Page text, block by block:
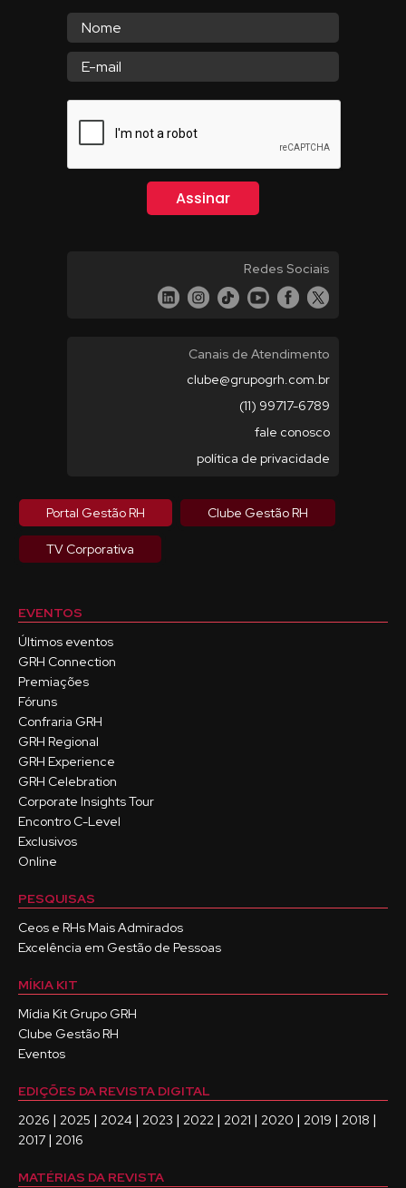
Redes Sociais
Canais de Atendimento
clube@grupogrh.com.br
(11) 99717-6789
fale conosco
política de privacidade
Portal Gestão RH Clube Gestão RH
TV Corporativa
EVENTOS
Últimos eventos
GRH Connection
Premiações
Fóruns
Confraria GRH
GRH Regional
GRH Experience
GRH Celebration
Corporate Insights Tour
Encontro C-Level
Exclusivos
Online
PESQUISAS
Ceos e RHs Mais Admirados
Excelência em Gestão de Pessoas
MÍKIA KIT
Mídia Kit Grupo GRH
Clube Gestão RH
Eventos
EDIÇÕES DA REVISTA DIGITAL
2026 | 2025 | 2024 | 2023 | 2022 | 2021 | 2020 | 2019 | 2018 |
2017 | 2016
MATÉRIAS DA REVISTA